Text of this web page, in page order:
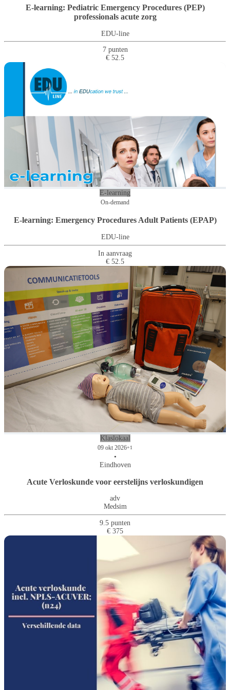
E-learning: Pediatric Emergency Procedures (PEP)
professionals acute zorg
EDU-line
7 punten
€ 52.5
E-learning
On-demand
E-learning: Emergency Procedures Adult Patients (EPAP)
EDU-line
In aanvraag
€ 52.5
Klaslokaal
09 okt 2026+1
•
Eindhoven
Acute Verloskunde voor eerstelijns verloskundigen
adv
Medsim
9.5 punten
€ 375